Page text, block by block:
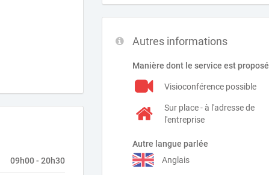
Autres informations
Manière dont le service est proposé
Visioconférence possible
Sur place - à l'adresse de
l'entreprise
Autre langue parlée
Anglais
09h00 - 20h30